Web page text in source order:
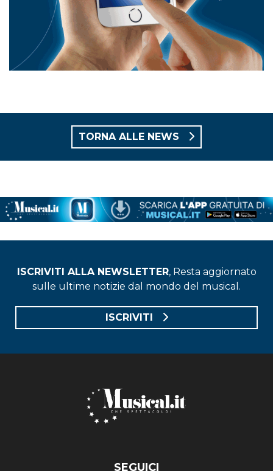
TORNA ALLE NEWS
ISCRIVITI ALLA NEWSLETTER, Resta aggiornato
sulle ultime notizie dal mondo del musical.
ISCRIVITI
SEGUICI